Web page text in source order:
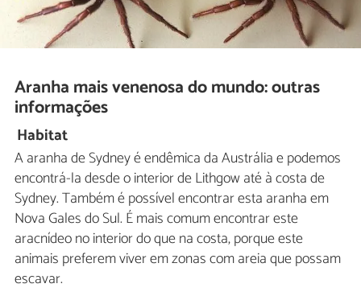
Aranha mais venenosa do mundo: outras
informações
Habitat
A aranha de Sydney é endêmica da Austrália e podemos
encontrá-la desde o interior de Lithgow até à costa de
Sydney. Também é possível encontrar esta aranha em
Nova Gales do Sul. É mais comum encontrar este
aracnídeo no interior do que na costa, porque este
animais preferem viver em zonas com areia que possam
escavar.